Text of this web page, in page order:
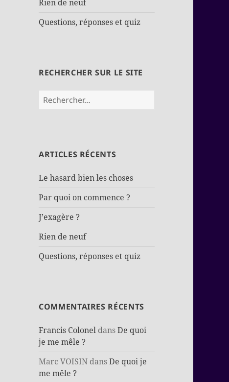
Rien de neuf
Questions, réponses et quiz
RECHERCHER SUR LE SITE
Rechercher :
ARTICLES RÉCENTS
Le hasard bien les choses
Par quoi on commence ?
J’exagère ?
Rien de neuf
Questions, réponses et quiz
COMMENTAIRES RÉCENTS
Francis Colonel dansDe quoi
je me mêle ?
Marc VOISIN dansDe quoi je
me mêle ?